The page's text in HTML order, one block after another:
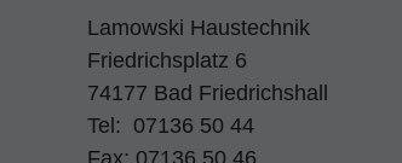
Lamowski Haustechnik
Friedrichsplatz 6
74177 Bad Friedrichshall
Tel: 07136 50 44
Fax: 07136 50 46